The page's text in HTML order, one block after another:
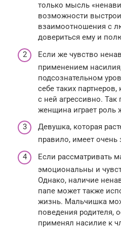
только мысль
возможности
взаимоотношения с
довериться ему и
Если же чувство
применением
подсознательном
себе таких партнеров,
с ней агрессивно. Так
женщина играет роль
Девушка, которая
правило, имеет
Если рассматривать
эмоциональны и
Однако, наличие
папе может также
жизнь. Мальчишка
поведения родителя,
применял насилие к